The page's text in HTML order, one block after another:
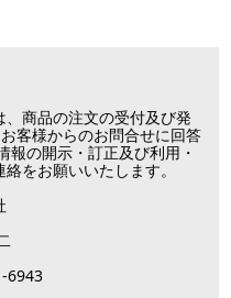
。
お支払方法を選択されてい
めご了承下さい。
せ返信は
商品の注文の受付及び発
客様からのお問合せに回答
報の開示・訂正及び利用・
をお願いいたします。
6943